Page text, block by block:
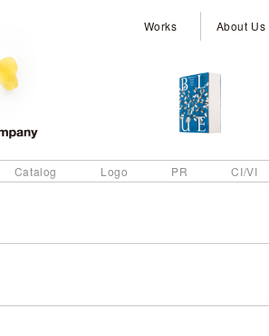
Works About Us
Catalog Logo PR CI/VI